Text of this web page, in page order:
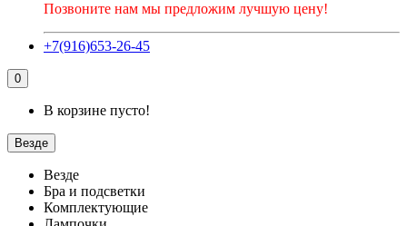
Позвоните нам мы предложим лучшую цену!
+7(916)653-26-45
0
В корзине пусто!
Везде
Везде
Бра и подсветки
Комплектующие